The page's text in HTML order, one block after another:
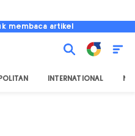
membaca artikel
INTERNATIONAL